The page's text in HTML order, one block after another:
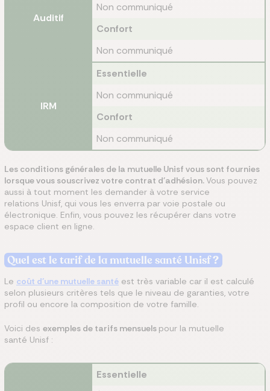
Auditif
Non communiqué
Confort
Non communiqué
IRM
Essentielle
Non communiqué
Confort
Non communiqué
Les conditions générales de la mutuelle Unisf vous sont fournies
lorsque vous souscrivez votre contrat d'adhésion.Vous pouvez
aussi à tout moment les demander à votre service
relations Unisf, qui vous les enverra par voie postale ou
électronique. Enfin, vous pouvez les récupérer dans votre
espace client en ligne.
Quel est le tarif de la mutuelle santé Unisf​?
Le coût d'une mutuelle santé est très variable car il est calculé
selon plusieurs critères tels que le niveau de garanties, votre
profil ou encore la composition de votre famille.
Voici des exemples de tarifs mensuels pour la mutuelle
santé Unisf :
Essentielle